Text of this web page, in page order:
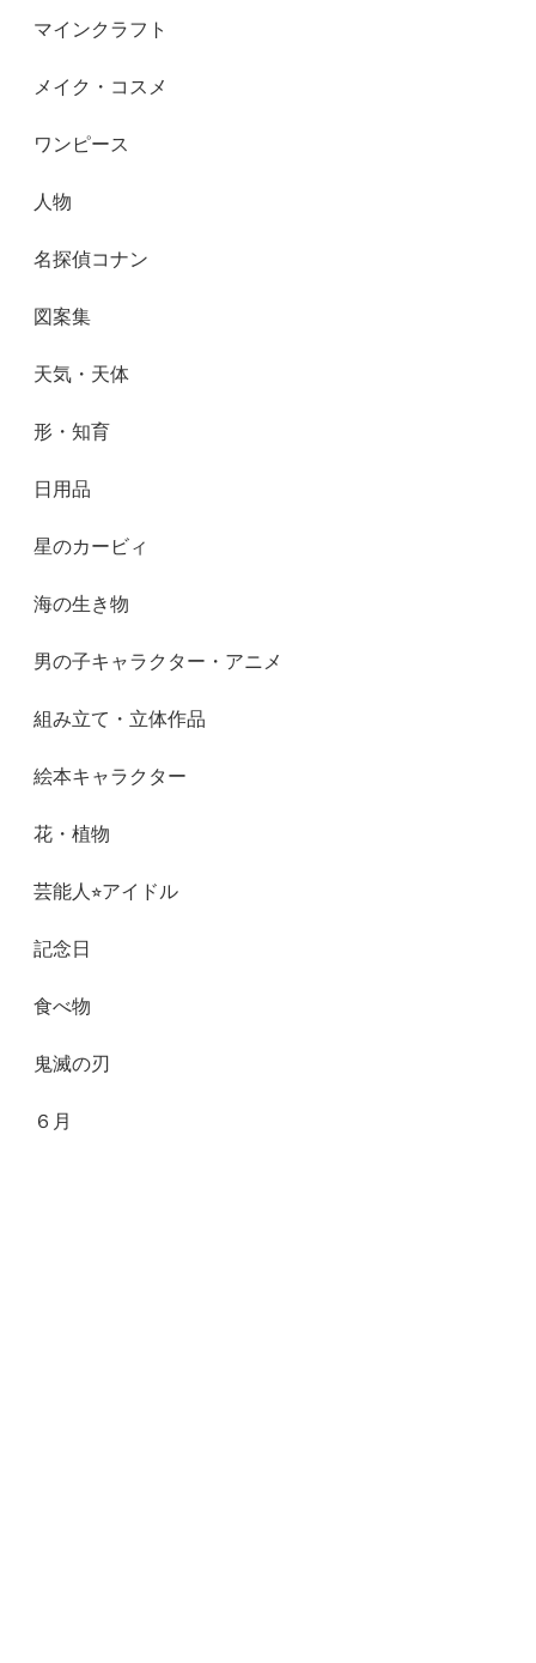
マインクラフト
メイク・コスメ
ワンピース
人物
名探偵コナン
図案集
天気・天体
形・知育
日用品
星のカービィ
海の生き物
男の子キャラクター・アニメ
組み立て・立体作品
絵本キャラクター
花・植物
芸能人⭐︎アイドル
記念日
食べ物
鬼滅の刃
６月